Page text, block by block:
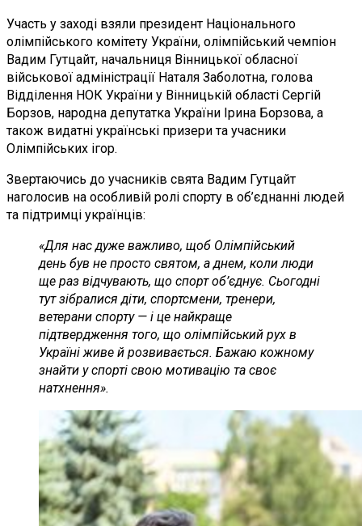
Участь у заході взяли президент Національного
олімпійського комітету України, олімпійський чемпіон
Вадим Гутцайт, начальниця Вінницької обласної
військової адміністрації Наталя Заболотна, голова
Відділення НОК України у Вінницькій області Сергій
Борзов, народна депутатка України Ірина Борзова, а
також видатні українські призери та учасники
Олімпійських ігор.
Звертаючись до учасників свята Вадим Гутцайт
наголосив на особливій ролі спорту в об’єднанні людей
та підтримці українців:
«Для нас дуже важливо, щоб Олімпійський
день був не просто святом, а днем, коли люди
ще раз відчувають, що спорт об’єднує. Сьогодні
тут зібралися діти, спортсмени, тренери,
ветерани спорту — і це найкраще
підтвердження того, що олімпійський рух в
Україні живе й розвивається. Бажаю кожному
знайти у спорті свою мотивацію та своє
натхнення».